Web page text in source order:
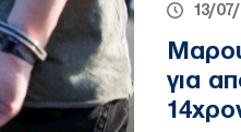
13/
για